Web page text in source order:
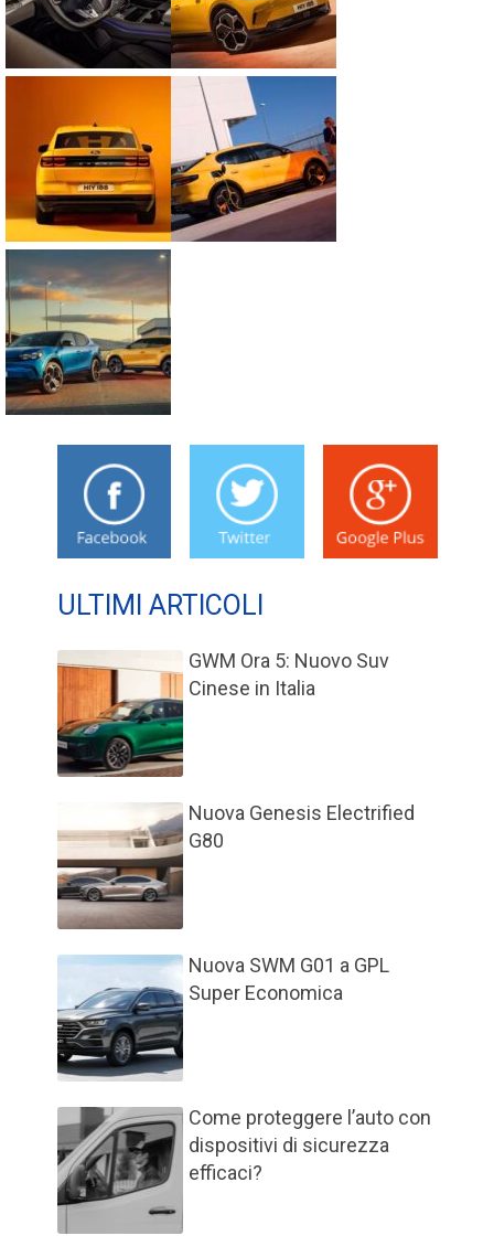
ULTIMI ARTICOLI
GWM Ora 5: Nuovo Suv
Cinese in Italia
Nuova Genesis Electrified
G80
Nuova SWM G01 a GPL
Super Economica
Come proteggere l’auto con
dispositivi di sicurezza
efficaci?